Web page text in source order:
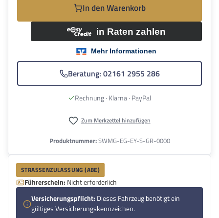
In den Warenkorb
Beratung: 02161 2955 286
Rechnung · Klarna · PayPal
Zum Merkzettel hinzufügen
Produktnummer:SWMG-EG-EY-S-GR-0000
STRASSENZULASSUNG (ABE)
Führerschein: Nicht erforderlich
Versicherungspflicht: Dieses Fahrzeug benötigt ein
gültiges Versicherungskennzeichen.